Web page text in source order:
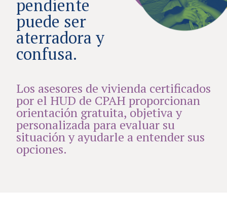
pendiente
puede ser
aterradora y
confusa.
Los asesores de vivienda certificados
por el HUD de CPAH proporcionan
orientación gratuita, objetiva y
personalizada para evaluar su
situación y ayudarle a entender sus
opciones.